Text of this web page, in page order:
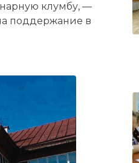
клумбу, —
поддержание в